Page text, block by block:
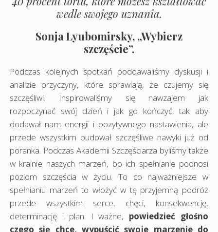
wedle swojego uznania.
Sonja Lyubomirsky, „Wybierz
szczęście”.
Podczas kolejnych spotkań poddawaliśmy dyskusji i
analizie przyczyny, które sprawiają, że czujemy się
szczęśliwi. Inspirowaliśmy się nawzajem jak
rozpoczynać swój dzień i jak go kończyć, tak aby
dodawał nam energii i pozytywnego nastawienia, ale
przede wszystkim budował szczęśliwe nawyki już od
poranka. Podczas Akademii Szczęściarza byliśmy także
w krainie naszych marzeń, bo ich spełnianie podnosi
poziom szczęścia w życiu. To co najważniejsze w
spełnianiu marzeń to włożyć w tę przyjemną podróż
przede wszystkim serce, chęci, konsekwencję,
determinację i plan. I ważne, powiedzieć głośno
czego się chce, wypuścić swoje marzenie do